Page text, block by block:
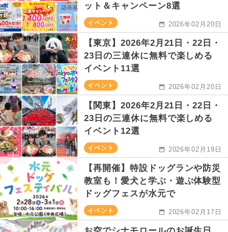
ット＆キャンペーン8選
イベント 2026年02月20日
【東京】2026年2月21日・22日・
23日の三連休に無料で楽しめる
イベント11選
イベント 2026年02月20日
【関東】2026年2月21日・22日・
23日の三連休に無料で楽しめる
イベント12選
イベント 2026年02月19日
【再開催】特設ドッグランや防災
教室も！愛犬と学ぶ・遊ぶ体験型
ドッグフェスが水元で
イベント 2026年02月17日